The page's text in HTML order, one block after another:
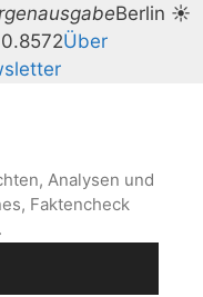
Berlin ☀
0.8572Über
Analysen und
Faktencheck